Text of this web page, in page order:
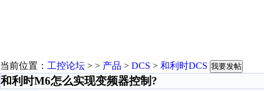
当前位置： 工控论坛 > > 产品 > DCS > 和利时DCS 我要发帖
和利时M6怎么实现变频器控制?